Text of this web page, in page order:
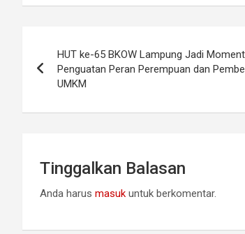
e
a
m
t
r
e
o
k
t
p
p
pos
HUT ke-65 BKOW Lampung Jadi
Penguatan Peran Perempuan dan
UMKM
Tinggalkan Balasan
Anda harus masuk untuk berkomentar.